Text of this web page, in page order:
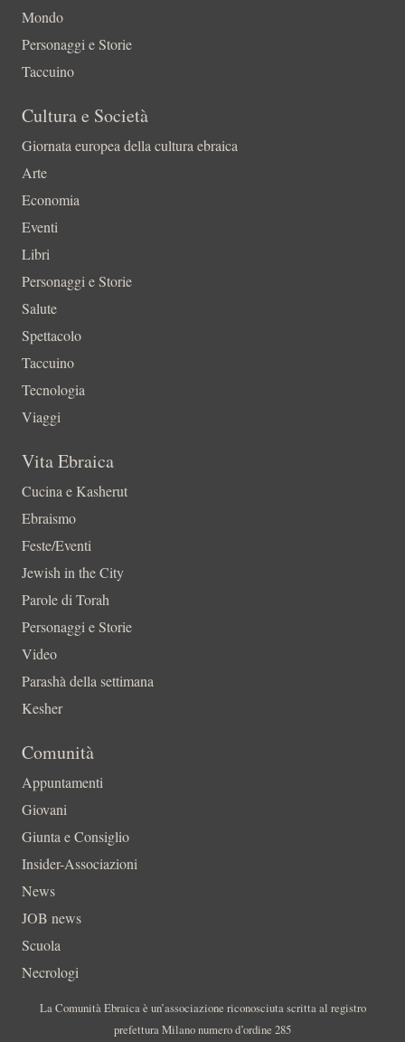
Mondo
Personaggi e Storie
Taccuino
Cultura e Società
Giornata europea della cultura ebraica
Arte
Economia
Eventi
Libri
Personaggi e Storie
Salute
Spettacolo
Taccuino
Tecnologia
Viaggi
Vita Ebraica
Cucina e Kasherut
Ebraismo
Feste/Eventi
Jewish in the City
Parole di Torah
Personaggi e Storie
Video
Parashà della settimana
Kesher
Comunità
Appuntamenti
Giovani
Giunta e Consiglio
Insider-Associazioni
News
JOB news
Scuola
Necrologi
La Comunità Ebraica è un’associazione riconosciuta scritta al registro
prefettura Milano numero d’ordine 285